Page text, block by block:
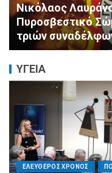
Με κατάνυξη και
της
Ασύρματο
ΥΓΕΙΑ